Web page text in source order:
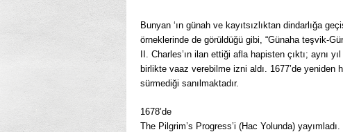
Bunyan ‘ın günah ve kayıtsızlıktan dindarlığa
örneklerinde de görüldüğü gibi, “Günaha teşvik-
II. Charles’ın ilan ettiği afla hapisten çıktı; aynı
birlikte vaaz verebilme izni aldı. 1677’de yeniden
sürmediği sanılmaktadır.
1678’de
The Pilgrim’s Progress’i (Hac Yolunda)